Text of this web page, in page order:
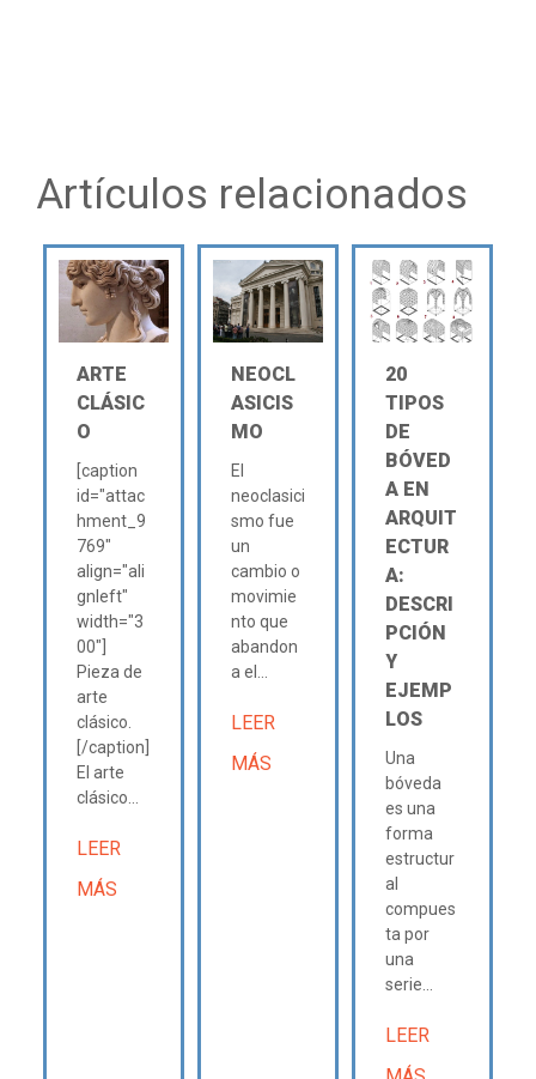
Artículos relacionados
ARTE
CLÁSIC
O
[caption
id="attac
hment_9
769"
align="ali
gnleft"
width="3
00"]
Pieza de
arte
clásico.
[/caption]
El arte
clásico...
LEER
MÁS
NEOCL
ASICIS
MO
El
neoclasici
smo fue
un
cambio o
movimie
nto que
abandon
a el...
LEER
MÁS
20
TIPOS
DE
BÓVED
A EN
ARQUIT
ECTUR
A:
DESCRI
PCIÓN
Y
EJEMP
LOS
Una
bóveda
es una
forma
estructur
al
compues
ta por
una
serie...
LEER